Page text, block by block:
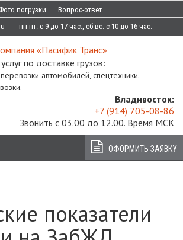
Фото погрузки
Вопрос-ответ
пн-пт: с 9 до 17 час., сб-вс: с 10 до 16 час.
по доставке грузов:
автомобилей, спецтехники.
Владивосток:
+7 (914) 705-08-86
Звонить с 03.00 до 12.00. Время МСК
ОФОРМИТЬ ЗАЯВКУ
показатели